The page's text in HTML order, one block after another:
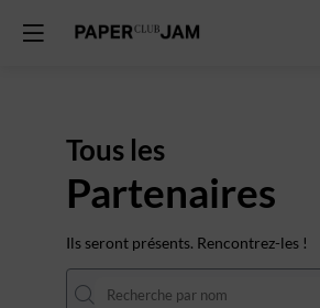
Tous les
Partenaires
Ils seront présents. Rencontrez-les !